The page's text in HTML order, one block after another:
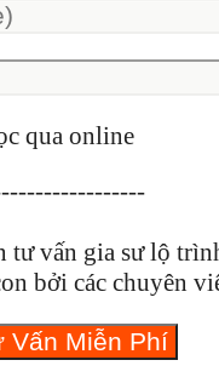
qua online
tư vấn gia sư lộ
bởi các chuyên